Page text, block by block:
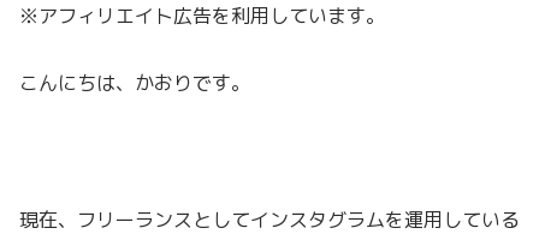
※アフィリエイト広告を利用しています。
こんにちは、かおりです。
現在、フリーランスとしてインスタグラムを運用している